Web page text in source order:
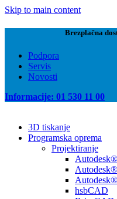
Skip to main content
Brezplačna
Podpora
Servis
Novosti
Informacije: 01 530 11 00
3D tiskanje
Programska oprema
Projektiranje
hsbCAD